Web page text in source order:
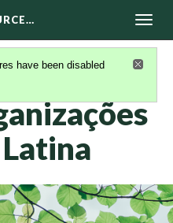
have been disabled